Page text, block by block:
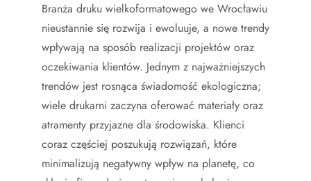
Branża druku wielkoformatowego we Wrocławiu
nieustannie się rozwija i ewoluuje, a nowe trendy
wpływają na sposób realizacji projektów oraz
oczekiwania klientów. Jednym z najważniejszych
trendów jest rosnąca świadomość ekologiczna;
wiele drukarni zaczyna oferować materiały oraz
atramenty przyjazne dla środowiska. Klienci
coraz częściej poszukują rozwiązań, które
minimalizują negatywny wpływ na planetę, co